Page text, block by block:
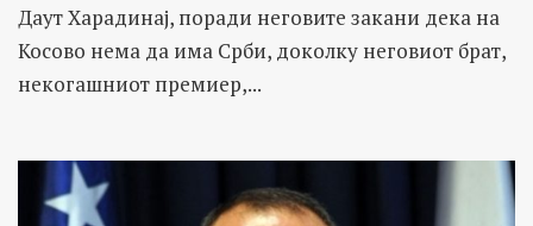
Даут Харадинај, поради неговите закани дека на
Косово нема да има Срби, доколку неговиот брат,
некогашниот премиер,...